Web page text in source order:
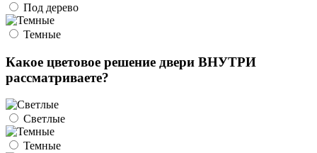
Под дерево
Темные
Какое цветовое решение двери ВНУТРИ
рассматриваете?
Светлые
Темные